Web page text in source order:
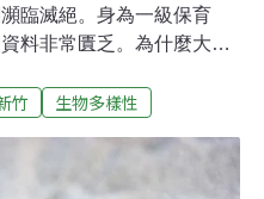
臨滅絕。身為一級保育
料非常匱乏。為什麼大紫
助理走進叢林。這裡是北
朴生長在陡峭的坡地上，
季會落葉，大紫蛺蝶的幼
竹 生物多樣性